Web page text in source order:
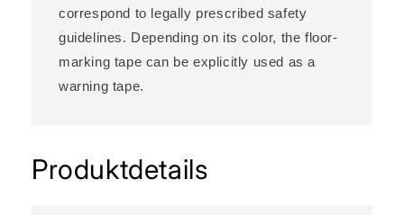
correspond to legally prescribed safety
guidelines. Depending on its color, the floor-
marking tape can be explicitly used as a
warning tape.
Produktdetails